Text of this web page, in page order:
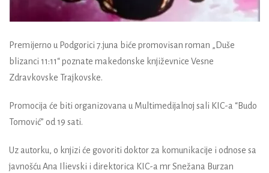
Premijerno u Podgorici 7.juna biće promovisan roman „Duše
blizanci 11:11“poznate makedonske književnice Vesne
Zdravkovske Trajkovske.
Promocija će biti organizovana u Multimedijalnoj sali KIC-a “Budo
Tomović” od 19 sati.
Uz autorku, o knjizi će govoriti doktor za komunikacije i odnose sa
javnošću Ana Ilievski i direktorica KIC-a mrSnežana Burzan